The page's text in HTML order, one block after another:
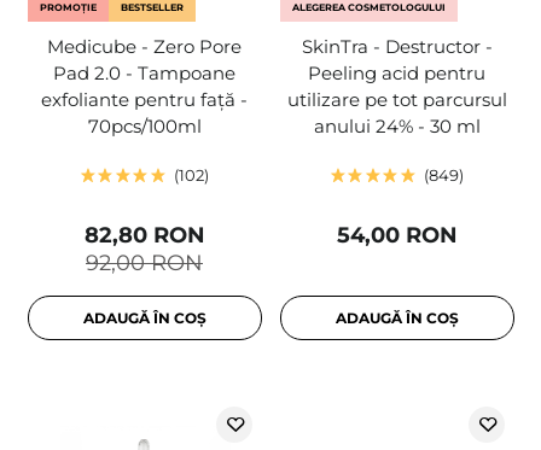
PROMOȚIE BESTSELLER
Medicube - Zero Pore
Pad 2.0 - Tampoane
exfoliante pentru față -
70pcs/100ml
102
92,00 RON
82,80 RON
ADAUGĂ ÎN COȘ
ALEGEREA COSMETOLOGULUI
SkinTra - Destructor -
Peeling acid pentru
utilizare pe tot parcursul
anului 24% - 30 ml
849
54,00 RON
ADAUGĂ ÎN COȘ